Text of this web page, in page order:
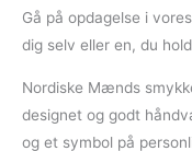
Gå på opdagelse i
dig selv eller en, du
Nordiske Mænds
designet og godt
og et symbol på